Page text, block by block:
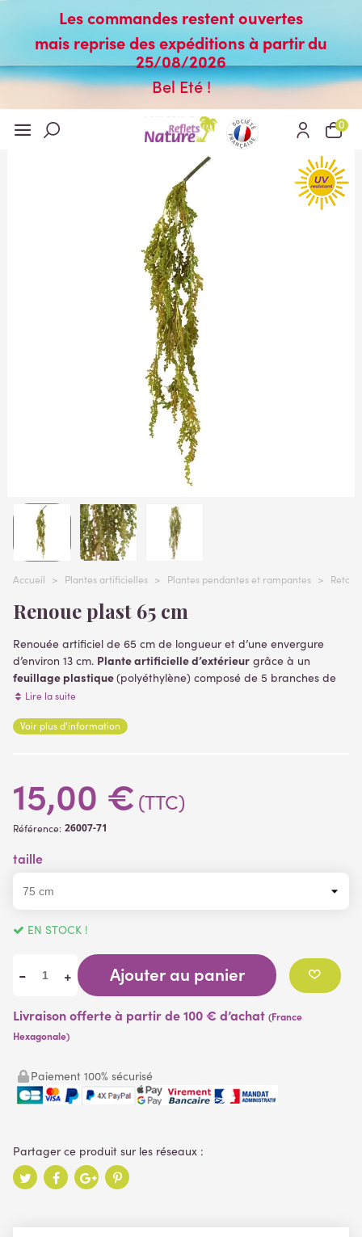
Les commandes restent ouvertes
mais reprise des expéditions à partir du
25/08/2026
Bel Eté !
0
Accueil > Plantes artificielles > Plantes pendantes et rampantes >
Renoue plast 65 cm
Renouée artificiel de 65 cm de longueur et d’une envergure
d’environ 13 cm. Plante artificielle d’extérieur grâce à un
feuillage plastique(polyéthylène) composé de 5 branches de
différentes tailles. Les branches (tiges) en métal de différentes
d’adapter le résultat visuel de la plante. Le pot n’étant pas
Lire la suite
Voir plus d'information
15,00 € (TTC)
Référence: 26007-71
taille
EN STOCK !
- + Ajouter au panier
Livraison offerte à partir de 100 € d’achat (France
Hexagonale)
Paiement 100% sécurisé